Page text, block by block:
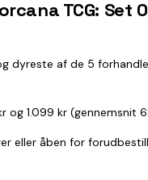
TCG:
dyreste af de 5
og 1.099 kr
eller åben for